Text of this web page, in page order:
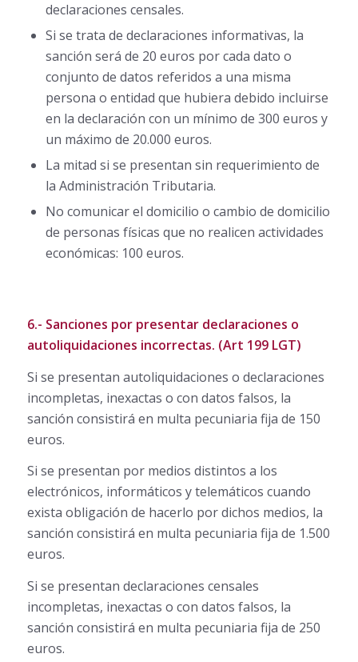
declaraciones censales.
Si se trata de declaraciones informativas, la
sanción será de 20 euros por cada dato o
conjunto de datos referidos a una misma
persona o entidad que hubiera debido incluirse
en la declaración con un mínimo de 300 euros y
un máximo de 20.000 euros.
La mitad si se presentan sin requerimiento de
la Administración Tributaria.
No comunicar el domicilio o cambio de domicilio
de personas físicas que no realicen actividades
económicas: 100 euros.
6.- Sanciones por presentar declaraciones o
autoliquidaciones incorrectas. (Art 199 LGT)
Si se presentan autoliquidaciones o declaraciones
incompletas, inexactas o con datos falsos, la
sanción consistirá en multa pecuniaria fija de 150
euros.
Si se presentan por medios distintos a los
electrónicos, informáticos y telemáticos cuando
exista obligación de hacerlo por dichos medios, la
sanción consistirá en multa pecuniaria fija de 1.500
euros.
Si se presentan declaraciones censales
incompletas, inexactas o con datos falsos, la
sanción consistirá en multa pecuniaria fija de 250
euros.